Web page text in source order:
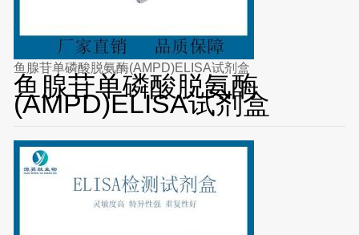
鱼腺苷单磷酸脱氨酶(AMPD)ELISA试剂盒
鱼腺苷单磷酸脱氨酶
(AMPD)ELISA试剂盒